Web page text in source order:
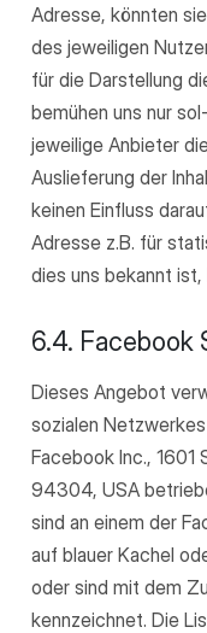
Adresse, könnten
des jeweiligen
für die Darstellung
bemühen uns nur
jeweilige Anbieter
Auslieferung der
keinen Einfluss
Adresse z.B. für
dies uns bekannt
6.4. Facebook
Dieses Angebot
sozialen
Facebook Inc., 1601
94304, USA
sind an einem der
auf blauer Kachel
oder sind mit dem
kennzeichnet. Die